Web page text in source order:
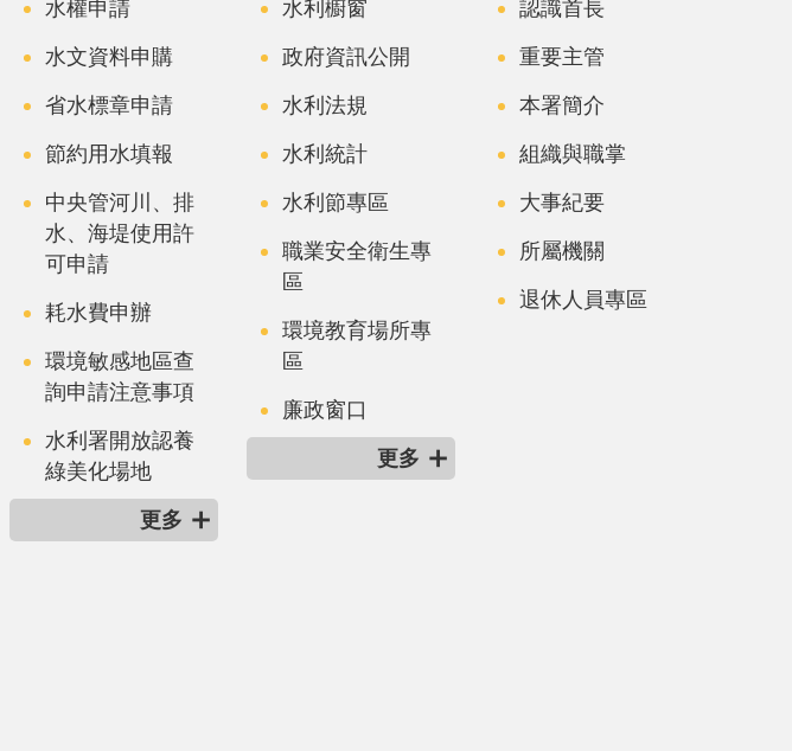
水權申請
水文資料申購
省水標章申請
節約用水填報
中央管河川、排
水、海堤使用許
可申請
耗水費申辦
環境敏感地區查
詢申請注意事項
水利署開放認養
綠美化場地
更多
水利櫥窗
政府資訊公開
水利法規
水利統計
水利節專區
職業安全衛生專
區
環境教育場所專
區
廉政窗口
更多
認識首長
重要主管
本署簡介
組織與職掌
大事紀要
所屬機關
退休人員專區